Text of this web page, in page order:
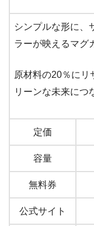
シンプルな形に、
ラーが映えるマグ
原材料の20％にリ
リーンな未来につ
定価
容量
無料券
公式サイト